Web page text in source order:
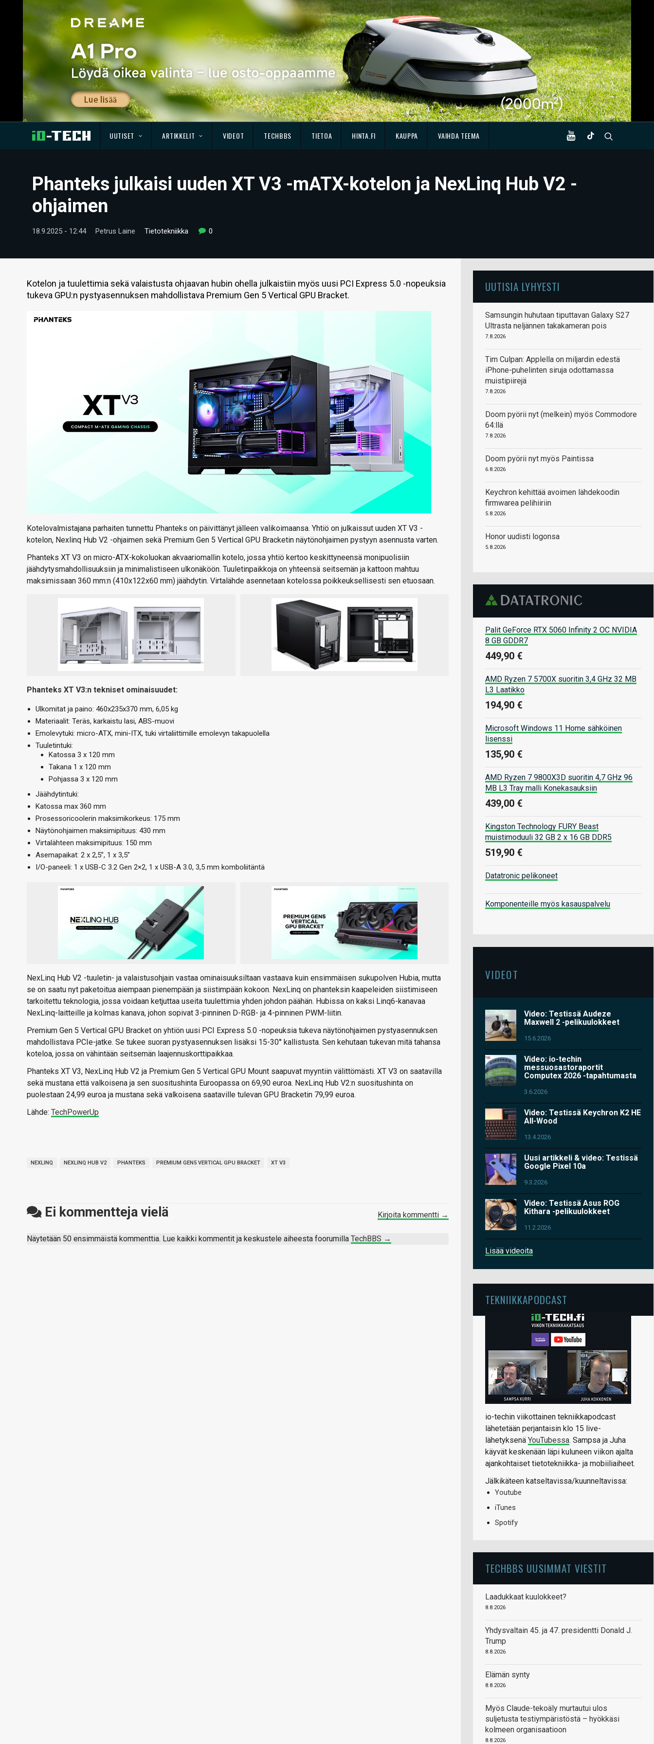
UUTISET ARTIKKELIT VIDEOT TECHBBS TIETOA HINTA.FI KAUPPA VAIHDA TEEMA
Phanteks julkaisi uuden XT V3 -mATX-kotelon ja NexLinq Hub V2 -
ohjaimen
18.9.2025 - 12:44 Petrus Laine Tietotekniikka 0
Kotelon ja tuulettimia sekä valaistusta ohjaavan hubin ohella julkaistiin myös uusi PCI Express 5.0 -nopeuksia
tukeva GPU:n pystyasennuksen mahdollistava Premium Gen 5 Vertical GPU Bracket.
Kotelovalmistajana parhaiten tunnettu Phanteks on päivittänyt jälleen valikoimaansa. Yhtiö on julkaissut uuden XT V3 -
kotelon, Nexlinq Hub V2 -ohjaimen sekä Premium Gen 5 Vertical GPU Bracketin näytönohjaimen pystyyn asennusta varten.
Phanteks XT V3 on micro-ATX-kokoluokan akvaariomallin kotelo, jossa yhtiö kertoo keskittyneensä monipuolisiin
jäähdytysmahdollisuuksiin ja minimalistiseen ulkonäköön. Tuuletinpaikkoja on yhteensä seitsemän ja kattoon mahtuu
maksimissaan 360 mm:n (410x122x60 mm) jäähdytin. Virtalähde asennetaan kotelossa poikkeuksellisesti sen etuosaan.
Phanteks XT V3:n tekniset ominaisuudet:
Ulkomitat ja paino: 460x235x370 mm, 6,05 kg
Materiaalit: Teräs, karkaistu lasi, ABS-muovi
Emolevytuki: micro-ATX, mini-ITX, tuki virtaliittimille emolevyn takapuolella
Tuuletintuki:
Katossa 3 x 120 mm
Takana 1 x 120 mm
Pohjassa 3 x 120 mm
Jäähdytintuki:
Katossa max 360 mm
Prosessoricoolerin maksimikorkeus: 175 mm
Näytönohjaimen maksimipituus: 430 mm
Virtalähteen maksimipituus: 150 mm
Asemapaikat: 2 x 2,5”, 1 x 3,5”
I/O-paneeli: 1 x USB-C 3.2 Gen 2×2, 1 x USB-A 3.0, 3,5 mm komboliitäntä
NexLinq Hub V2 -tuuletin- ja valaistusohjain vastaa ominaisuuksiltaan vastaava kuin ensimmäisen sukupolven Hubia, mutta
se on saatu nyt paketoitua aiempaan pienempään ja siistimpään kokoon. NexLinq on phanteksin kaapeleiden siistimiseen
tarkoitettu teknologia, jossa voidaan ketjuttaa useita tuulettimia yhden johdon päähän. Hubissa on kaksi Linq6-kanavaa
NexLinq-laitteille ja kolmas kanava, johon sopivat 3-pinninen D-RGB- ja 4-pinninen PWM-liitin.
Premium Gen 5 Vertical GPU Bracket on yhtiön uusi PCI Express 5.0 -nopeuksia tukeva näytönohjaimen pystyasennuksen
mahdollistava PCIe-jatke. Se tukee suoran pystyasennuksen lisäksi 15-30° kallistusta. Sen kehutaan tukevan mitä tahansa
koteloa, jossa on vähintään seitsemän laajennuskorttipaikkaa.
Phanteks XT V3, NexLinq Hub V2 ja Premium Gen 5 Vertical GPU Mount saapuvat myyntiin välittömästi. XT V3 on saatavilla
sekä mustana että valkoisena ja sen suositushinta Euroopassa on 69,90 euroa. NexLinq Hub V2:n suositushinta on
puolestaan 24,99 euroa ja mustana sekä valkoisena saataville tulevan GPU Bracketin 79,99 euroa.
Lähde: TechPowerUp
NEXLINQ NEXLINQ HUB V2 PHANTEKS PREMIUM GEN5 VERTICAL GPU BRACKET XT V3
Ei kommentteja vielä Kirjoita kommentti →
Näytetään 50 ensimmäistä kommenttia. Lue kaikki kommentit ja keskustele aiheesta foorumilla TechBBS →
UUTISIA LYHYESTI
Samsungin huhutaan tiputtavan Galaxy S27
Ultrasta neljännen takakameran pois
7.8.2026
Tim Culpan: Applella on miljardin edestä
iPhone-puhelinten siruja odottamassa
muistipiirejä
7.8.2026
Doom pyörii nyt (melkein) myös Commodore
64:llä
7.8.2026
Doom pyörii nyt myös Paintissa
6.8.2026
Keychron kehittää avoimen lähdekoodin
firmwarea pelihiiriin
5.8.2026
Honor uudisti logonsa
5.8.2026
Palit GeForce RTX 5060 Infinity 2 OC NVIDIA
8 GB GDDR7
449,90 €
AMD Ryzen 7 5700X suoritin 3,4 GHz 32 MB
L3 Laatikko
194,90 €
Microsoft Windows 11 Home sähköinen
lisenssi
135,90 €
AMD Ryzen 7 9800X3D suoritin 4,7 GHz 96
MB L3 Tray malli Konekasauksiin
439,00 €
Kingston Technology FURY Beast
muistimoduuli 32 GB 2 x 16 GB DDR5
519,90 €
Datatronic pelikoneet
Komponenteille myös kasauspalvelu
VIDEOT
Video: Testissä Audeze
Maxwell 2 -pelikuulokkeet
15.6.2026
Video: io-techin
messuosastoraportit
Computex 2026 -tapahtumasta
3.6.2026
Video: Testissä Keychron K2 HE
All-Wood
13.4.2026
Uusi artikkeli & video: Testissä
Google Pixel 10a
9.3.2026
Video: Testissä Asus ROG
Kithara -pelikuulokkeet
11.2.2026
Lisää videoita
TEKNIIKKAPODCAST
io-techin viikottainen tekniikkapodcast
lähetetään perjantaisin klo 15 live-
lähetyksenä YouTubessa. Sampsa ja Juha
käyvät keskenään läpi kuluneen viikon ajalta
ajankohtaiset tietotekniikka- ja mobiiliaiheet.
Jälkikäteen katseltavissa/kuunneltavissa:
Youtube
iTunes
Spotify
TECHBBS UUSIMMAT VIESTIT
Laadukkaat kuulokkeet?
8.8.2026
Yhdysvaltain 45. ja 47. presidentti Donald J.
Trump
8.8.2026
Elämän synty
8.8.2026
Myös Claude-tekoäly murtautui ulos
suljetusta testiympäristöstä – hyökkäsi
kolmeen organisaatioon
8.8.2026